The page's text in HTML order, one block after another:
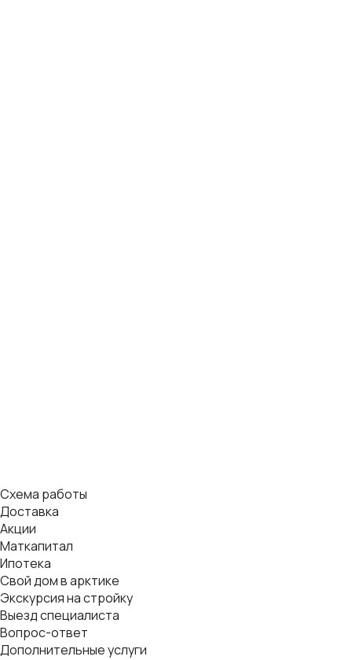
Схема работы
Доставка
Акции
Маткапитал
Ипотека
Свой дом в арктике
Экскурсия на стройку
Выезд специалиста
Вопрос-ответ
Дополнительные услуги